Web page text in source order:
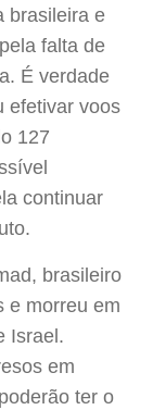
brasileira e
falta de
É verdade
efetivar voos
127
continuar
brasileiro
e morreu em
Israel.
em
ter o